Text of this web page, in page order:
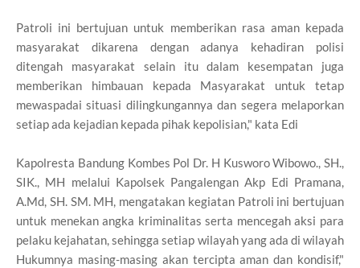
Patroli ini bertujuan untuk memberikan rasa aman kepada
masyarakat dikarena dengan adanya kehadiran polisi
ditengah masyarakat selain itu dalam kesempatan juga
memberikan himbauan kepada Masyarakat untuk tetap
mewaspadai situasi dilingkungannya dan segera melaporkan
setiap ada kejadian kepada pihak kepolisian," kata Edi
Kapolresta Bandung Kombes Pol Dr. H Kusworo Wibowo., SH.,
SIK., MH melalui Kapolsek Pangalengan Akp Edi Pramana,
A.Md, SH. SM. MH, mengatakan kegiatan Patroli ini bertujuan
untuk menekan angka kriminalitas serta mencegah aksi para
pelaku kejahatan, sehingga setiap wilayah yang ada di wilayah
Hukumnya masing-masing akan tercipta aman dan kondisif,"